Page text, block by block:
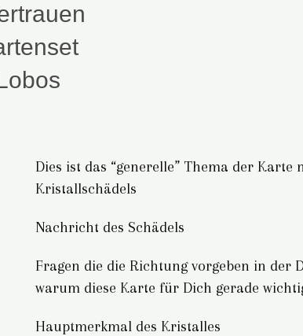
Dies ist das “generelle” Thema der Karte
Kristallschädels
Nachricht des Schädels
Fragen die die Richtung vorgeben in der
warum diese Karte für Dich gerade
Hauptmerkmal des Kristalles